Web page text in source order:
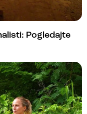
Pogledajte